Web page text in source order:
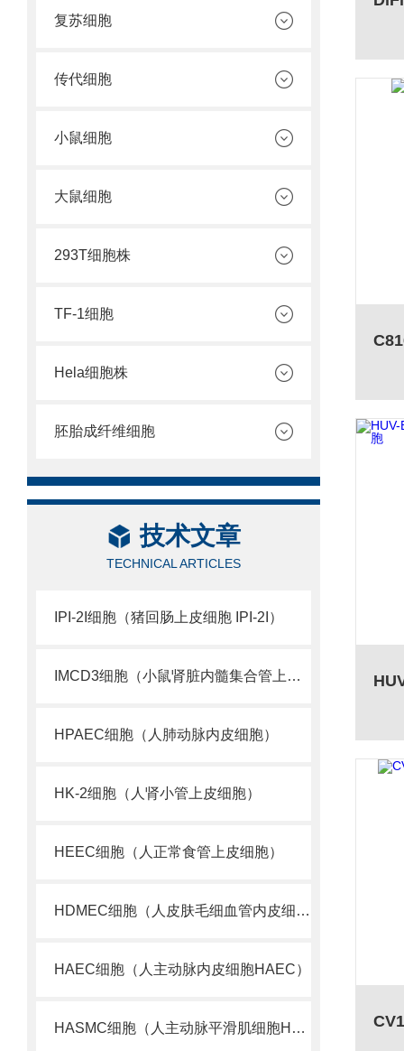
复苏细胞
传代细胞
小鼠细胞
大鼠细胞
293T细胞株
TF-1细胞
Hela细胞株
胚胎成纤维细胞
技术文章
TECHNICAL ARTICLES
IPI-2I细胞（猪回肠上皮细胞 IPI-2I）
IMCD3细胞（小鼠肾脏内髓集合管上皮细胞 ）
HPAEC细胞（人肺动脉内皮细胞）
HK-2细胞（人肾小管上皮细胞）
HEEC细胞（人正常食管上皮细胞）
HDMEC细胞（人皮肤毛细血管内皮细胞）
HAEC细胞（人主动脉内皮细胞HAEC）
HASMC细胞（人主动脉平滑肌细胞HASMC）